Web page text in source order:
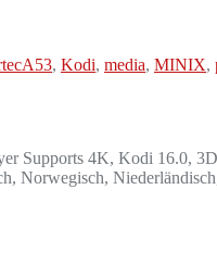
, Kodi, media, MINIX,
4K, Kodi 16.0,